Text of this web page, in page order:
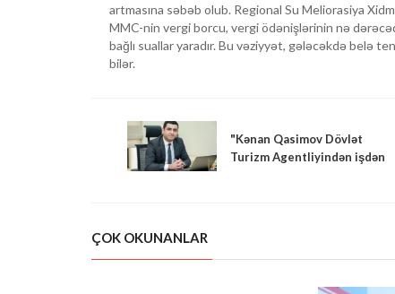
artmasına səbəb olub. Regional Su Meliorasiya
MMC-nin vergi borcu, vergi ödənişlərinin nə
bağlı suallar yaradır. Bu vəziyyət, gələcəkdə belə
bilər.
"Kənan Qasimov Dövlət
Turizm Agentliyindən işdən
ÇOK OKUNANLAR